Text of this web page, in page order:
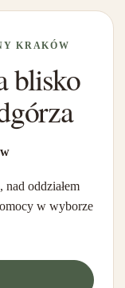
KRAKÓW
blisko
oddziałem
w wyborze